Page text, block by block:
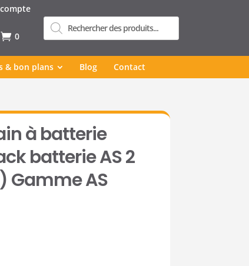
0
Recherche
de
produits
& bon plans Blog Contact
à batterie
batterie AS 2
Gamme AS